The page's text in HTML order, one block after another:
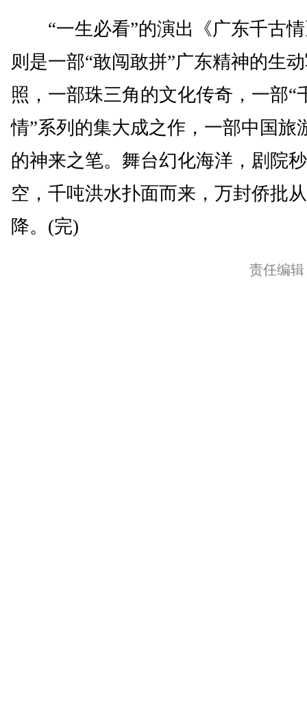
“一生必看”的演出《广东千古情
则是一部“敢闯敢拼”广东精神的生
照，一部珠三角的文化传奇，一部“
情”系列的集大成之作，一部中国旅
的神来之笔。舞台幻化海洋，剧院
空，千吨洪水扑面而来，万封侨批
降。(完)
责任编